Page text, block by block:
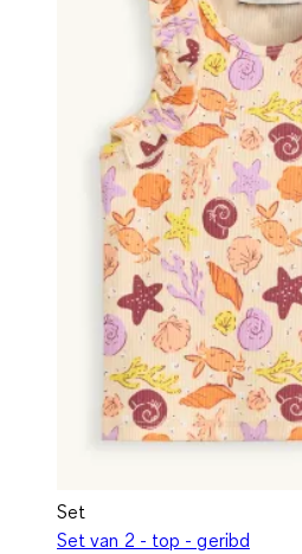
Set
Set van 2 - top - geribd